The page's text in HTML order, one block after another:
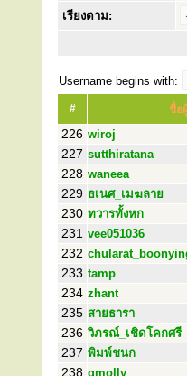
เรียงตาม:
Username begins with:
# ชื่อ
226 wiroj
227 sutthiratana
228 waneea
229 ธเนศ_เมฆลาย
230 ทวารทั้งหก
231 vee051036
232
233 tamp
234 zhant
235 สายธารา
236 วิภรณ์_เชิดโคกศรี
237 พิมพ์ชนก
238 qmolly